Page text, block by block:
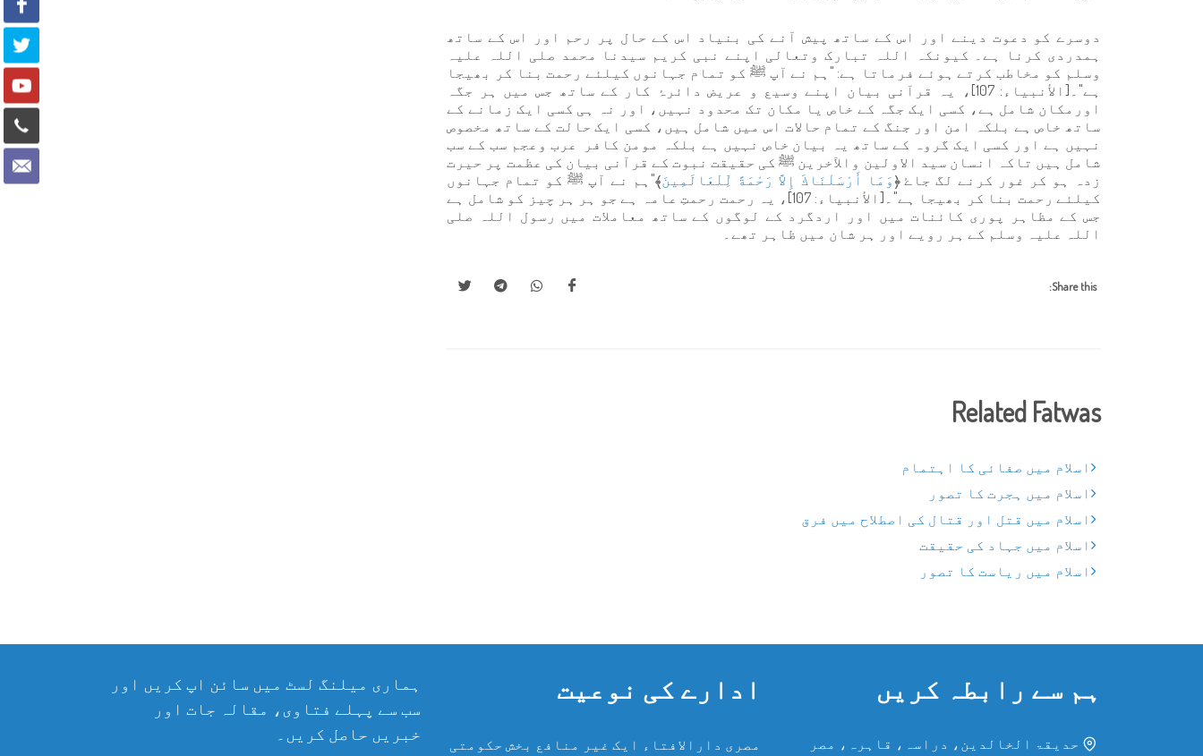
دوسرے کو دعوت دینے اور اس کے ساتھ پیش آنے کی بنیاد اس کے حال پر رحم اور اس کے ساتھ
ہمدردی کرنا ہے۔ کیونکہ اللہ تبارک وتعالی اپنے نبی کریم سیدنا محمد صلی اللہ علیہ
وسلم کو مخاطب کرتے ہوئے فرماتا ہے: "ہم نے آپ ﷺ کو تمام جہانوں کیلئے رحمت بنا کر بھیجا
ہے"۔[الأنبياء: 107]، یہ قرآنی بیان اپنے وسیع و عریض دائرۂ کار کے ساتھ جس میں ہر جگہ
اورمکان شامل ہے، کسی ایک جگہ کے خاص یا مکان تک محدود نہیں، اور نہ ہی کسی ایک زمانے کے
ساتھ خاص ہے بلکہ امن اور جنگ کے تمام حالات اس میں شامل ہیں، کسی ایک حالت کے ساتھ مخصوص
نہیں ہے اور کسی ایک گروہ کے ساتھ یہ بیان خاص نہیں ہے بلکہ مومن کافر عرب وعجم سب کے سب
شامل ہیں تاکہ انسان سید الاولین والآخرین ﷺ کی حقیقت نبوت کے قرآنی بیان کی عظمت پر حیرت
زدہ ہو کر غور کرنے لگ جاۓ ﴿ وَمَا أَرْسَلْنَاكَ إِلاَّ رَحْمَةً لِّلْعَالَمِينَ﴾"ہم نے آپ ﷺ کو تمام جہانوں
کیلئے رحمت بنا کر بھیجا ہے"۔[الأنبياء: 107]، یہ رحمت رحمتِ عامہ ہے جو ہر ہر چیز کو شامل ہے
جس کے مظاہر پوری کائنات میں اور اردگرد کے لوگوں کے ساتھ معاملات میں رسول اللہ صلی
اللہ علیہ وسلم کے ہر رویے اور ہر شان میں ظاہر تھے۔
Share this:
Related Fatwas
اسلام میں صفائی کا اہتمام
اسلام میں ہجرت کا تصور
اسلام میں قتل اور قتال کی اصطلاح میں فرق
اسلام میں جہاد کی حقیقت
اسلام میں ریاست کا تصور
ہم سے رابطہ کریں
حدیقۃ الخالدین، دراسہ، قاہرہ، مصر
ادارے کی نوعیت
مصری دارالافتاء ایک غیر منافع بخش حکومتی
ہماری میلنگ لسٹ میں سائن اپ کریں اور
سب سے پہلے فتاوی، مقالہ جات اور
خبریں حاصل کریں۔